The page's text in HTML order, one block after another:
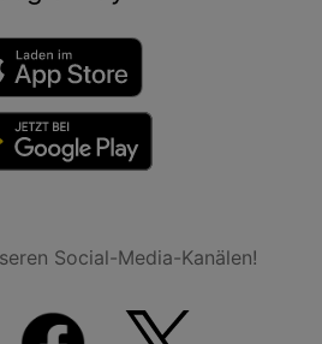
Social-Media-Kanälen!